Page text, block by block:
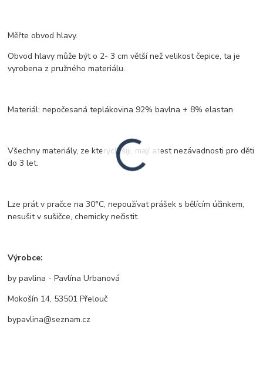
Měřte obvod hlavy.
Obvod hlavy může být o 2- 3 cm větší než velikost čepice, ta je
vyrobena z pružného materiálu.
Materiál: nepočesaná teplákovina 92% bavlna + 8% elastan
Všechny materiály, ze kterých šiji, mají atest nezávadnosti pro děti
do 3 let.
Lze prát v pračce na 30°C, nepoužívat prášek s bělícím účinkem,
nesušit v sušičce, chemicky nečistit.
Výrobce:
by pavlina - Pavlína Urbanová
Mokošín 14, 53501 Přelouč
bypavlina@seznam.cz